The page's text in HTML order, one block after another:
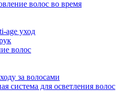
волос во время
age уход
волос
за волосами
система для осветления волос